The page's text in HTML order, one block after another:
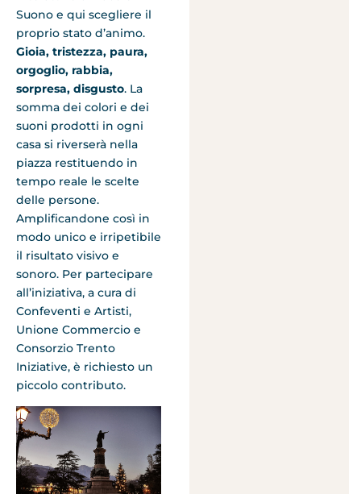
Suono e qui scegliere il
proprio stato d’animo.
Gioia, tristezza, paura,
orgoglio, rabbia,
sorpresa, disgusto. La
somma dei colori e dei
suoni prodotti in ogni
casa si riverserà nella
piazza restituendo in
tempo reale le scelte
delle persone.
Amplificandone così in
modo unico e irripetibile
il risultato visivo e
sonoro. Per partecipare
all’iniziativa, a cura di
Confeventi e Artisti,
Unione Commercio e
Consorzio Trento
Iniziative, è richiesto un
piccolo contributo.